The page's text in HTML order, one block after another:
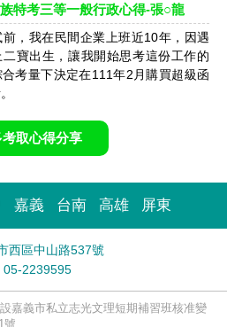
特考三等一般行政心得-張○龍
，我在民間企業上班近10年，因遇
二寶出生，讓我開始思考這份工作的
考量下決定在111年2月購買超級函
取心得分享
嘉義 台南 高雄 屏東
西區中山路537號
05-2239595
嘉義市私立志光文理短期補習班核准變
號